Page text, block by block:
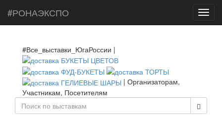
#Все_выставки_ЮгаРоссии |
| Организаторам,
Участникам, Посетителям
#РОНАЭКСПО